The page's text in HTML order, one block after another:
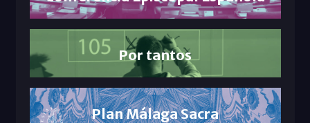
Por tantos
Plan Málaga Sacra